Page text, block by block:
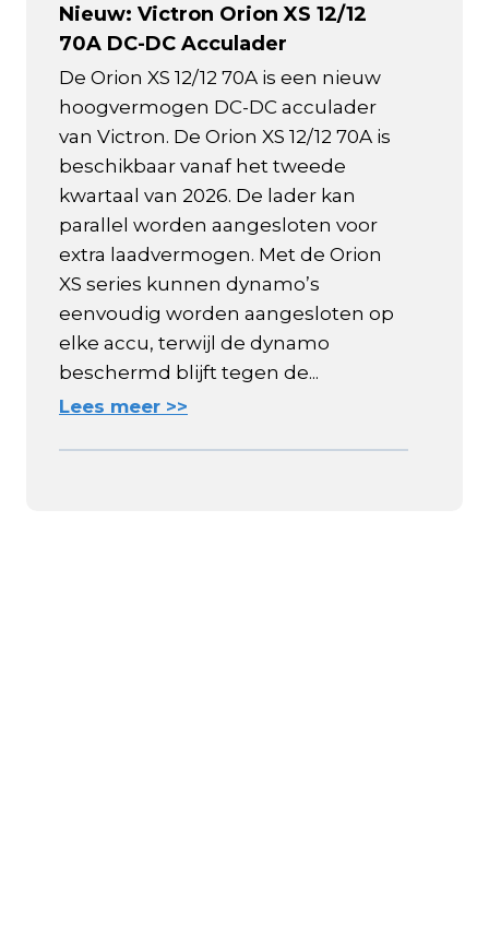
Nieuw: Victron Orion XS 12/12
70A DC-DC Acculader
De Orion XS 12/12 70A is een nieuw
hoogvermogen DC-DC acculader
van Victron. De Orion XS 12/12 70A is
beschikbaar vanaf het tweede
kwartaal van 2026. De lader kan
parallel worden aangesloten voor
extra laadvermogen. Met de Orion
XS series kunnen dynamo’s
eenvoudig worden aangesloten op
elke accu, terwijl de dynamo
beschermd blijft tegen de...
Lees meer >>